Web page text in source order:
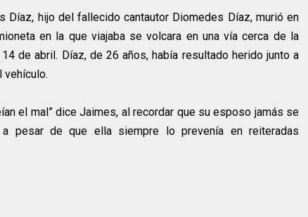
Díaz, hijo del fallecido cantautor Diomedes Díaz, murió en
en la que viajaba se volcara en una vía cerca de la
de abril. Díaz, de 26 años, había resultado herido junto a
vehículo.
el mal” dice Jaimes, al recordar que su esposo jamás se
pesar de que ella siempre lo prevenía en reiteradas